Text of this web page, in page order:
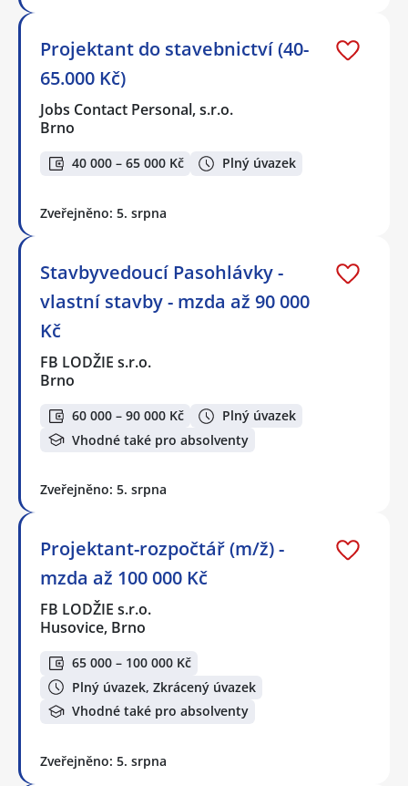
Projektant do stavebnictví (40-
65.000 Kč)
Jobs Contact Personal, s.r.o.
Brno
40 000 – 65 000 Kč Plný úvazek
Zveřejněno: 5. srpna
Stavbyvedoucí Pasohlávky -
vlastní stavby - mzda až 90 000
Kč
FB LODŽIE s.r.o.
Brno
60 000 – 90 000 Kč
Plný úvazek
Vhodné také pro absolventy
Zveřejněno: 5. srpna
Projektant-rozpočtář (m/ž) -
mzda až 100 000 Kč
FB LODŽIE s.r.o.
Husovice, Brno
65 000 – 100 000 Kč
Plný úvazek, Zkrácený úvazek
Vhodné také pro absolventy
Zveřejněno: 5. srpna